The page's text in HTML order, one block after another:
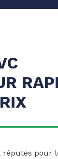
réputés pour